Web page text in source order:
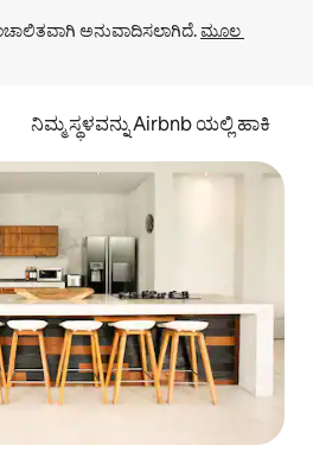
ಅನುವಾದಿಸಲಾಗಿದೆ. ಮೂಲ
ನಿಮ್ಮ ಸ್ಥಳವನ್ನು Airbnb ಯಲ್ಲಿ ಹಾಕಿ